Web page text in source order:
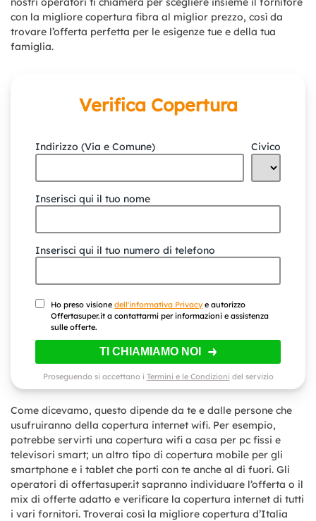
con la migliore copertura fibra al miglior prezzo, così da
trovare l’offerta perfetta per le esigenze tue e della tua
famiglia.
Verifica Copertura
Indirizzo (Via e Comune) Civico
Inserisci qui il tuo nome
Inserisci qui il tuo numero di telefono
Ho preso visionedell'informativa Privacye autorizzo
Offertasuper.it a contattarmi per informazioni e assistenza
sulle offerte.
TI CHIAMIAMO NOI
Proseguendo si accettano i Termini e le Condizioni del servizio
Come dicevamo, questo dipende da te e dalle persone che
usufruiranno della copertura internet wifi. Per esempio,
potrebbe servirti una copertura wifi a casa per pc fissi e
televisori smart; un altro tipo di copertura mobile per gli
smartphone e i tablet che porti con te anche al di fuori. Gli
operatori di offertasuper.it sapranno individuare l’offerta o il
mix di offerte adatto e verificare la copertura internet di tutti
i vari fornitori. Troverai così la migliore copertura d’Italia